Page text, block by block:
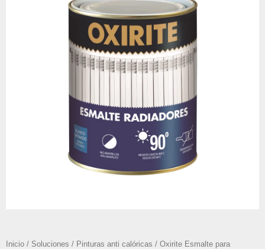
Inicio / Soluciones / Pinturas anti calóricas / Oxirite Esmalte para